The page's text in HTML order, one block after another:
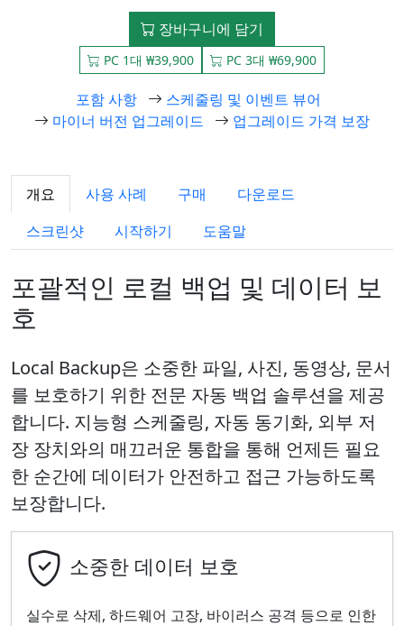
장바구니에 담기
PC 1대 ₩39,900 PC 3대 ₩69,900
포함 사항
스케줄링 및 이벤트 뷰어
마이너 버전 업그레이드
업그레이드 가격 보장
개요 사용 사례 구매
다운로드
스크린샷
시작하기 도움말
포괄적인 로컬 백업 및 데이터 보
호
Local Backup은 소중한 파일, 사진, 동영상, 문서
를 보호하기 위한 전문 자동 백업 솔루션을 제공
합니다. 지능형 스케줄링, 자동 동기화, 외부 저
장 장치와의 매끄러운 통합을 통해 언제든 필요
한 순간에 데이터가 안전하고 접근 가능하도록
보장합니다.
소중한 데이터 보호
실수로 삭제, 하드웨어 고장, 바이러스 공격 등으로 인한